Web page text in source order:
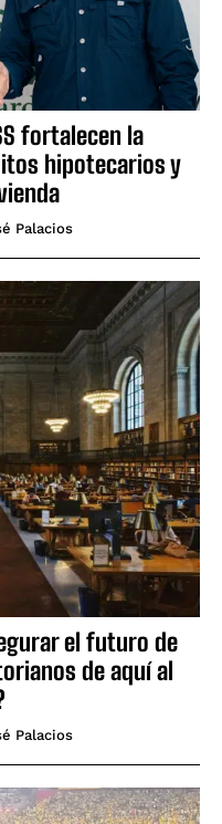
fortalecen la
hipotecarios y
Palacios
el futuro de
de aquí al
Palacios